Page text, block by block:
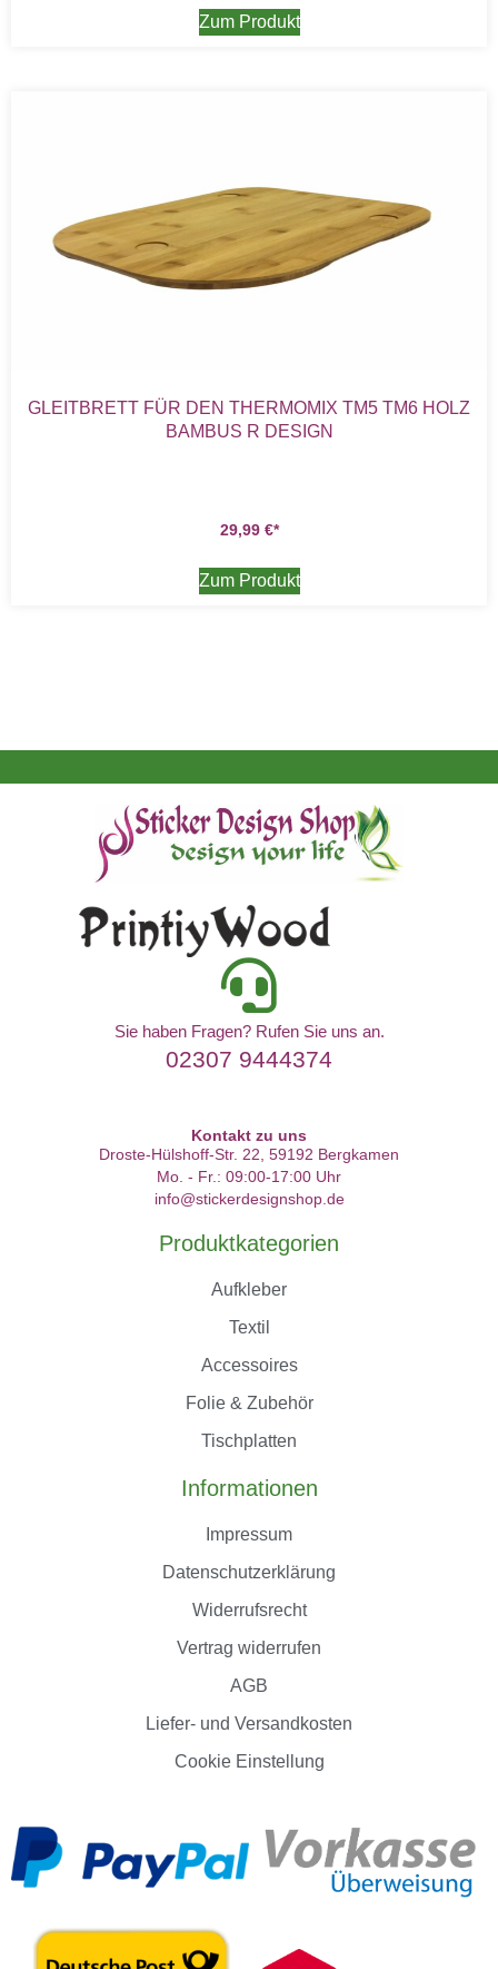
Zum Produkt
GLEITBRETT FÜR DEN THERMOMIX TM5 TM6 HOLZ
BAMBUS R DESIGN
29,99 €
Zum Produkt
Sie haben Fragen? Rufen Sie uns an.
02307 9444374
Kontakt zu uns
Droste-Hülshoff-Str. 22, 59192 Bergkamen
Mo. - Fr.: 09:00-17:00 Uhr
info@stickerdesignshop.de
Produktkategorien
Aufkleber
Textil
Accessoires
Folie & Zubehör
Tischplatten
Informationen
Impressum
Datenschutzerklärung
Widerrufsrecht
Vertrag widerrufen
AGB
Liefer- und Versandkosten
Cookie Einstellung